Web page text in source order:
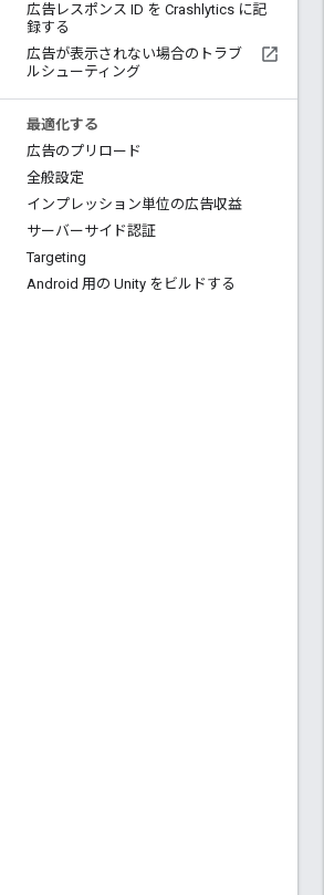
広告レスポンス ID を Crashlytics に記
録する
広告が表示されない場合のトラブ
ルシューティング
最適化する
広告のプリロード
全般設定
インプレッション単位の広告収益
サーバーサイド認証
Targeting
Android 用の Unity をビルドする